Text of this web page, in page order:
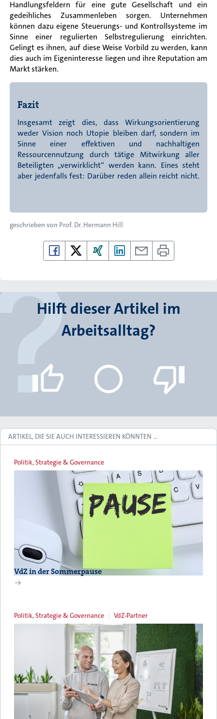
Handlungsfeldern für eine gute Gesellschaft und ein
gedeihliches Zusammenleben sorgen. Unternehmen
können dazu eigene Steuerungs- und Kontrollsysteme im
Sinne einer regulierten Selbstregulierung einrichten.
Gelingt es ihnen, auf diese Weise Vorbild zu werden, kann
dies auch im Eigeninteresse liegen und ihre Reputation am
Markt stärken.
Fazit
Insgesamt zeigt dies, dass Wirkungsorientierung
weder Vision noch Utopie bleiben darf, sondern im
Sinne einer effektiven und nachhaltigen
Ressourcennutzung durch tätige Mitwirkung aller
Beteiligten „verwirklicht“ werden kann. Eines steht
aber jedenfalls fest: Darüber reden allein reicht nicht.
geschrieben von Prof. Dr. Hermann Hill
Hilft dieser Artikel im
Arbeitsalltag?
ARTIKEL, DIE SIE AUCH INTERESSIEREN KÖNNTEN …
Politik, Strategie & Governance
VdZ in der Sommerpause
Politik, Strategie & Governance VdZ-Partner